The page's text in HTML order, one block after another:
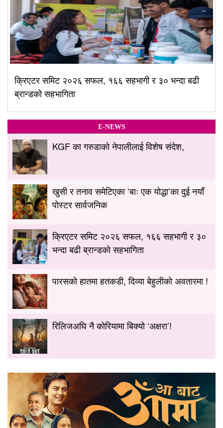
क्रिएटर समिट २०२६ सफल, १६६ सहभागी र ३० भन्दा बढी
ब्रान्डको सहभागिता
E-NEWS
KGF का गरुडाको नेपालीलाई विशेष संदेश,
खुसी र तनाव समेटिएका ‘बाः एक योद्धा’का दुई नयाँ
पोस्टर सार्वजनिक
क्रिएटर समिट २०२६ सफल, १६६ सहभागी र ३०
भन्दा बढी ब्रान्डको सहभागिता
पारसको हातमा हतकडी, दिव्या बेहुलीको अवतारमा !
रिलिजअघि नै कोरियामा बिक्यो ‘अक्षरा’!